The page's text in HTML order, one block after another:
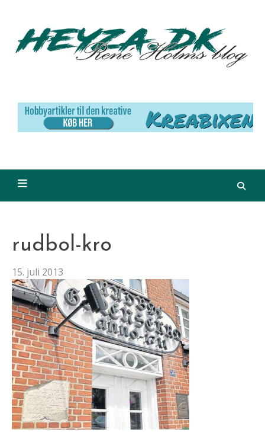
content
rudbol-kro
15. juli 2013